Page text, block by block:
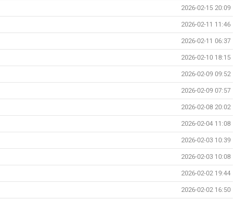
2026-02-15 20:09
2026-02-11 11:46
2026-02-11 06:37
2026-02-10 18:15
2026-02-09 09:52
2026-02-09 07:57
2026-02-08 20:02
2026-02-04 11:08
2026-02-03 10:39
2026-02-03 10:08
2026-02-02 19:44
2026-02-02 16:50